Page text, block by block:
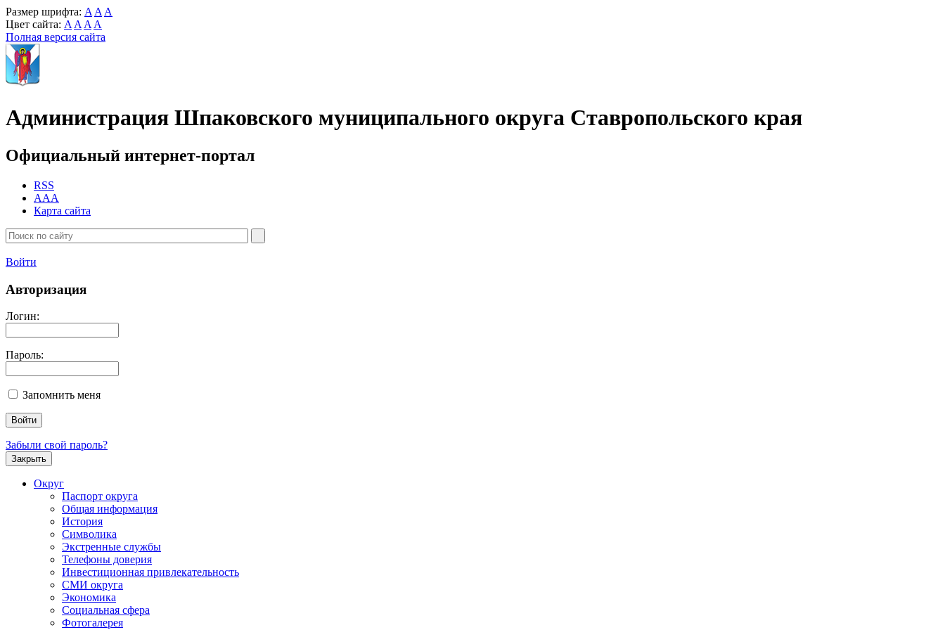
Размер шрифта: A A A
Цвет сайта: A A A A
Полная версия сайта
Администрация Шпаковского муниципального округа Ставропольского края
Официальный интернет-портал
RSS
AAA
Карта сайта
Войти
Авторизация
Логин:
Пароль:
Запомнить меня
Забыли свой пароль?
Закрыть
Округ
Паспорт округа
Общая информация
История
Символика
Экстренные службы
Телефоны доверия
Инвестиционная привлекательность
СМИ округа
Экономика
Социальная сфера
Фотогалерея